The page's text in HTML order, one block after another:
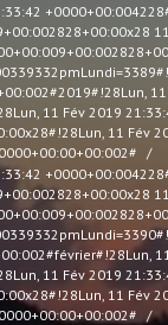
11 Fév 2019
11 Fév
11 Fév 2019
11 Fév